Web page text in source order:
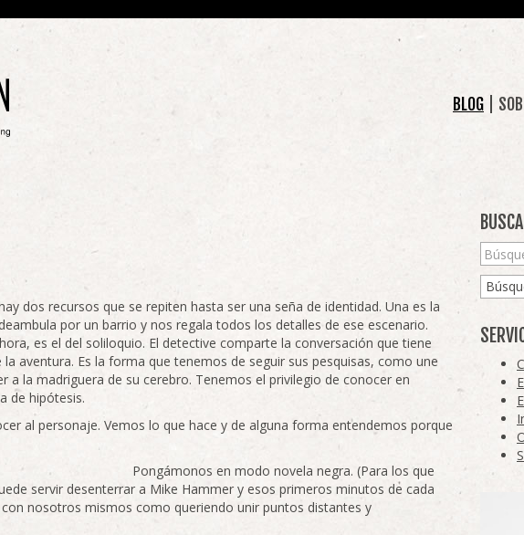
BLOG
dos recursos que se repiten hasta ser una seña de identidad. Una es la
por un barrio y nos regala todos los detalles de ese escenario.
es el del soliloquio. El detective comparte la conversación que tiene
aventura. Es la forma que tenemos de seguir sus pesquisas, como une
a la madriguera de su cerebro. Tenemos el privilegio de conocer en
de hipótesis.
al personaje. Vemos lo que hace y de alguna forma entendemos porque
Pongámonos en modo novela negra. (Para los que
servir desenterrar a Mike Hammer y esos primeros minutos de cada
nosotros mismos como queriendo unir puntos distantes y